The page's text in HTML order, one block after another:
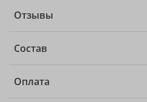
Отзывы
Состав
Оплата